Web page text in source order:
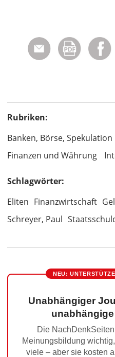
Rubriken:
Banken, Börse, Spekulation
Finanzen und Währung
Schlagwörter:
Eliten Finanzwirtschaft
Schreyer, Paul
NEU:
Unabhängiger
Die
Meinungsbildung
viele – aber sie kosten